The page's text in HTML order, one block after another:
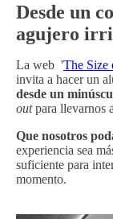
Desde un
agujero
La web 'The Size
invita a hacer un
desde un
outpara llevarnos
Que nosotros
experiencia sea
suficiente para
momento.